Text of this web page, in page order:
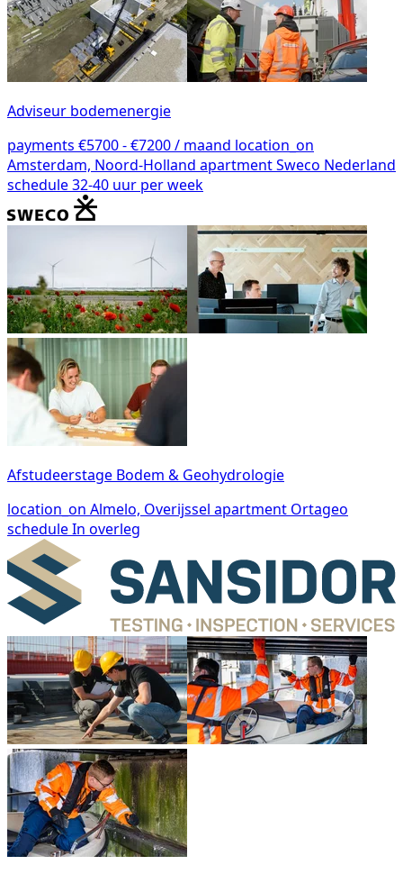
Adviseur bodemenergie
payments €5700 - €7200 / maand location_on
Amsterdam, Noord-Holland apartmentSweco Nederland
schedule32-40 uur per week
Afstudeerstage Bodem & Geohydrologie
location_on Almelo, Overijssel apartment Ortageo
scheduleIn overleg